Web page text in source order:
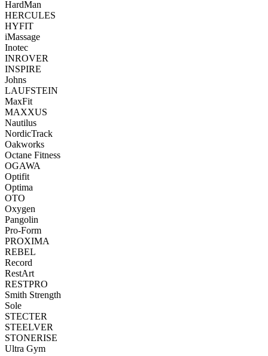
HardMan
HERCULES
HYFIT
iMassage
Inotec
INROVER
INSPIRE
Johns
LAUFSTEIN
MaxFit
MAXXUS
Nautilus
NordicTrack
Oakworks
Octane Fitness
OGAWA
Optifit
Optima
OTO
Oxygen
Pangolin
Pro-Form
PROXIMA
REBEL
Record
RestArt
RESTPRO
Smith Strength
Sole
STECTER
STEELVER
STONERISE
Ultra Gym